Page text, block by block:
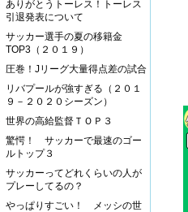
ありがとうトーレス！トーレス
引退発表について
サッカー選手の夏の移籍金
TOP3（２０１９）
圧巻！Jリーグ大量得点差の試合
リバプールが強すぎる（２０１
９－２０２０シーズン）
世界の高給監督ＴＯＰ３
驚愕！ サッカーで最速のゴー
ルトップ３
サッカーってどれくらいの人が
プレーしてるの？
やっぱりすごい！ メッシの世